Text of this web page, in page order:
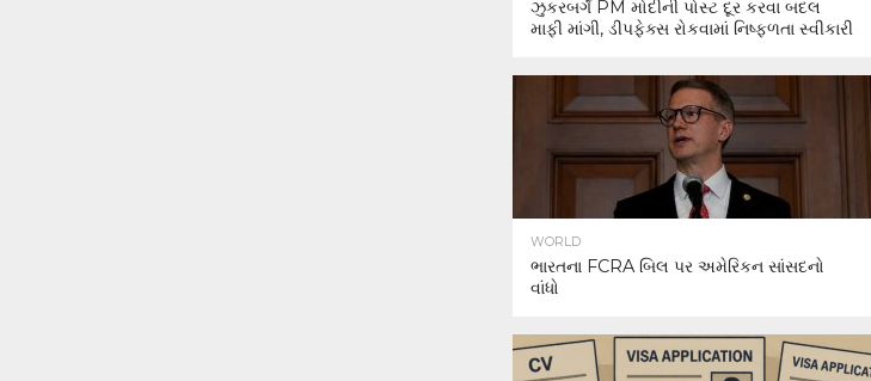
ઝુકરબર્ગે PM મોદીની પોસ્ટ દૂર કરવા બદલ
માફી માંગી, ડીપફેક્સ રોકવામાં નિષ્ફળતા સ્વીકારી
WORLD
ભારતના FCRA બિલ પર અમેરિકન સાંસદનો
વાંધો